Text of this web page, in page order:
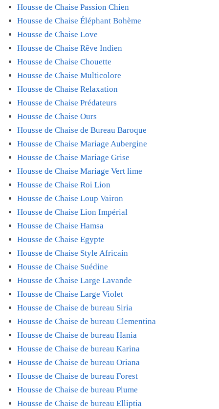
Housse de Chaise Passion Chien
Housse de Chaise Éléphant Bohème
Housse de Chaise Love
Housse de Chaise Rêve Indien
Housse de Chaise Chouette
Housse de Chaise Multicolore
Housse de Chaise Relaxation
Housse de Chaise Prédateurs
Housse de Chaise Ours
Housse de Chaise de Bureau Baroque
Housse de Chaise Mariage Aubergine
Housse de Chaise Mariage Grise
Housse de Chaise Mariage Vert lime
Housse de Chaise Roi Lion
Housse de Chaise Loup Vairon
Housse de Chaise Lion Impérial
Housse de Chaise Hamsa
Housse de Chaise Egypte
Housse de Chaise Style Africain
Housse de Chaise Suédine
Housse de Chaise Large Lavande
Housse de Chaise Large Violet
Housse de Chaise de bureau Siria
Housse de Chaise de bureau Clementina
Housse de Chaise de bureau Hania
Housse de Chaise de bureau Karina
Housse de Chaise de bureau Oriana
Housse de Chaise de bureau Forest
Housse de Chaise de bureau Plume
Housse de Chaise de bureau Elliptia